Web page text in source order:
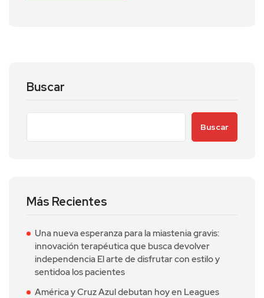
Buscar
Buscar
Más Recientes
Una nueva esperanza para la miastenia gravis:
innovación terapéutica que busca devolver
independencia El arte de disfrutar con estilo y
sentidoa los pacientes
América y Cruz Azul debutan hoy en Leagues